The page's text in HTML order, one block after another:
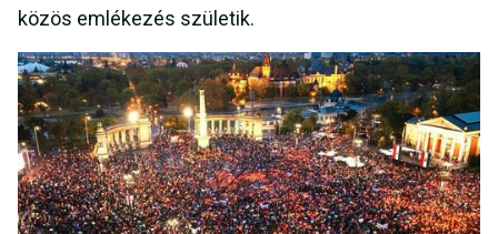
közös emlékezés születik.